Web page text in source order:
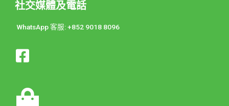
社交媒體及電話
WhatsApp 客服: +852 9018 8096